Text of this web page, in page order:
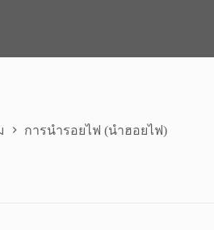
การนำรอยไฟ (นำฮอยไฟ)